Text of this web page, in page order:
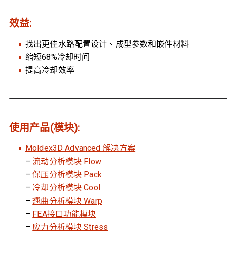
效益:
找出更佳水路配置设计、成型参数和嵌件材料
缩短68%冷却时间
提高冷却效率
使用产品(模块):
Moldex3D Advanced 解决方案
–流动分析模块 Flow
–保压分析模块 Pack
– 冷却分析模块 Cool
–翘曲分析模块 Warp
– FEA接口功能模块
– 应力分析模块 Stress